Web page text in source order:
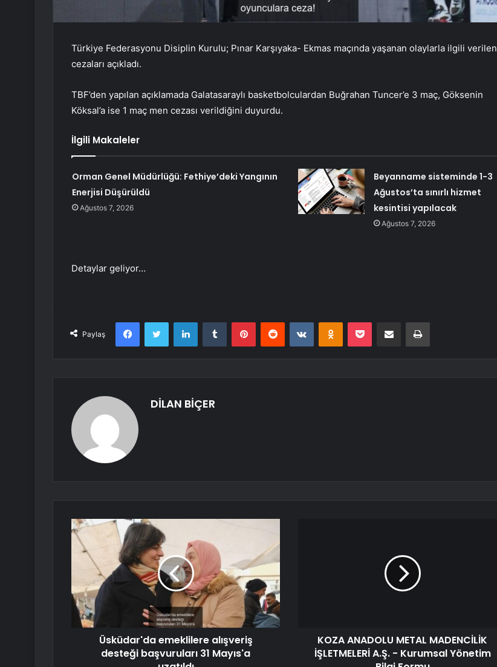
Türkiye Federasyonu Disiplin Kurulu; Pınar Karşıyaka- Ekmas maçında yaşanan olaylarla ilgili verilen
cezaları açıkladı.
TBF’den yapılan açıklamada Galatasaraylı basketbolculardan Buğrahan Tuncer’e 3 maç, Göksenin
Köksal’a ise 1 maç men cezası verildiğini duyurdu.
İlgili Makaleler
Orman Genel Müdürlüğü: Fethiye’deki Yangının
Enerjisi Düşürüldü
Ağustos 7, 2026
Beyanname sisteminde 1-3
Ağustos’ta sınırlı hizmet
kesintisi yapılacak
Ağustos 7, 2026
Detaylar geliyor…
Paylaş
FacebookTwitter LinkedInTumblr PinterestReddit VKontakteOdnoklassniki
Pocket E-Posta ile paylaş Yazdır
DİLAN BİÇER
Üsküdar'da emeklilere alışveriş
desteği başvuruları 31 Mayıs'a
KOZA ANADOLU METAL MADENCİLİK
İŞLETMELERİ A.Ş. - Kurumsal Yönetim